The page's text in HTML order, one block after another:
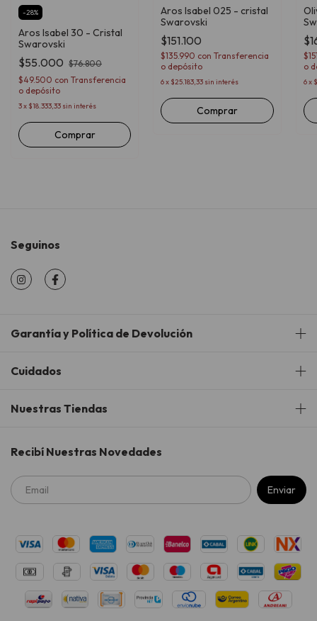
-28%
Aros Isabel 30 - Cristal
Swarovski
$55.000 $76.800
$49.500 con Transferencia
o depósito
3x $18.333,33 sin interés
Comprar
Aros Isabel 025 - cristal
Swarovski
$151.100
$135.990 con Transferencia
o depósito
6x $25.183,33 sin interés
o
6x
Seguinos
Garantía y Política de Devolución
Cuidados
Nuestras Tiendas
Recibí Nuestras Novedades